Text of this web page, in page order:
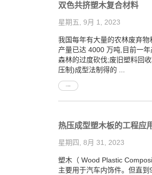
双色共挤塑木复合材料
星期五, 9月 1, 2023
我国每年有大量的农林废弃
产量已达 4000 万吨,目前一
森林的过度砍伐;废旧塑料回
压制)成型法制得的 ...
热压成型塑木板的工程应
星期四, 8月 31, 2023
塑木（ Wood Plastic
主要用于汽车内饰件。但直